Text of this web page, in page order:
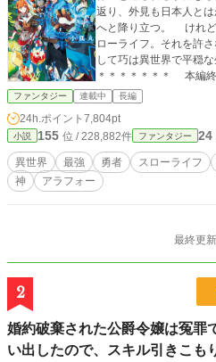
返り、外見も日本人と
へと降り立つ。 けれど
ローライフ。それを許
して巧は異世界で平穏な生活を
＊＊＊＊＊＊＊ 本編
足をツラツラ書き殴っ
書籍版一巻〜七巻発売
中です。 よろしくお願
＊＊＊
ファンタジー 連載中 長編
24h.ポイント 7,804pt
小説 155 位 / 228,882件 ファンタジー 24
異世界 最強 勇者 スローライフ
神
アラフォー
最終更
2
婚約破棄された公爵令嬢は冤罪
い出したので、スキル引きこも